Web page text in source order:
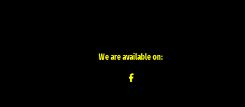
We are available on: